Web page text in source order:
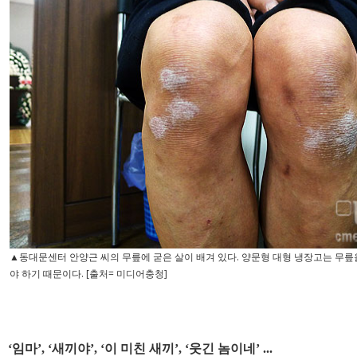
▲동대문센터 안양근 씨의 무릎에 굳은 살이 배겨 있다. 양문형 대형 냉장고는 무
야 하기 때문이다. [출처= 미디어충청]
‘임마’, ‘새끼야’, ‘이 미친 새끼’, ‘웃긴 놈이네’ ...